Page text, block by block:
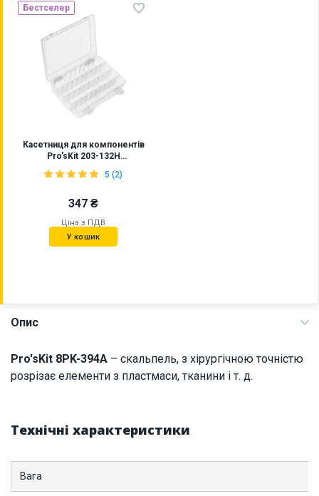
Бестселер
Касетниця для компонентів
Pro'sKit 203-132H
(252×182×40,5 мм)
5 (2)
347 ₴
Ціна з ПДВ
У кошик
ID: 5938 0.4 кг
Опис
Pro'sKit 8PK-394A – скальпель, з хірургічною точністю
розрізає елементи з пластмаси, тканини і т. д.
Технічні характеристики
Вага